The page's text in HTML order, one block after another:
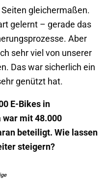
gleichermaßen.
gelernt – gerade das
Aber
sehr viel von unserer
Das war sicherlich ein
genützt hat.
E-Bikes in
war mit 48.000
beteiligt. Wie lassen
steigern?